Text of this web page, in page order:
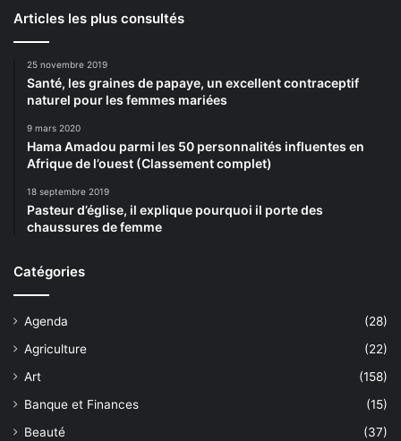
Articles les plus consultés
25 novembre 2019
Santé, les graines de papaye, un excellent contraceptif
naturel pour les femmes mariées
9 mars 2020
Hama Amadou parmi les 50 personnalités influentes en
Afrique de l’ouest (Classement complet)
18 septembre 2019
Pasteur d’église, il explique pourquoi il porte des
chaussures de femme
Catégories
Agenda
(28)
Agriculture
(22)
Art
(158)
Banque et Finances
(15)
Beauté
(37)